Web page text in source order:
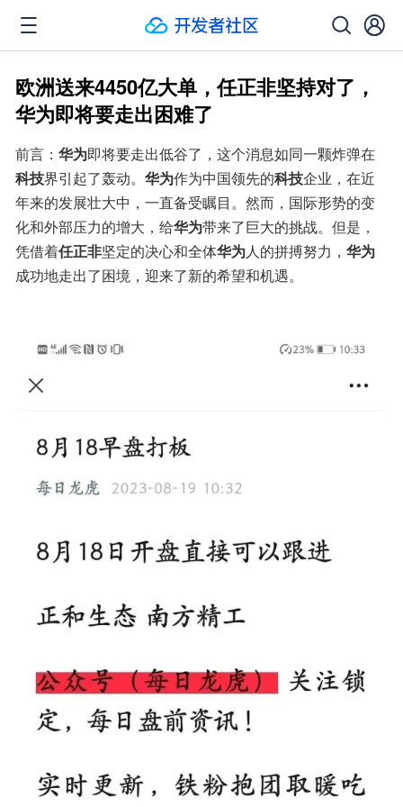
欧洲送来4450亿大单，任正非坚持对了，
华为即将要走出困难了
前言： 华为即将要走出低谷了，这个消息如同一颗炸弹在
科技界引起了轰动。 华为作为中国领先的科技企业，在近
年来的发展壮大中，一直备受瞩目。然而，国际形势的变
化和外部压力的增大，给华为带来了巨大的挑战。但是，
凭借着任正非坚定的决心和全体华为人的拼搏努力， 华为
成功地走出了困境，迎来了新的希望和机遇。